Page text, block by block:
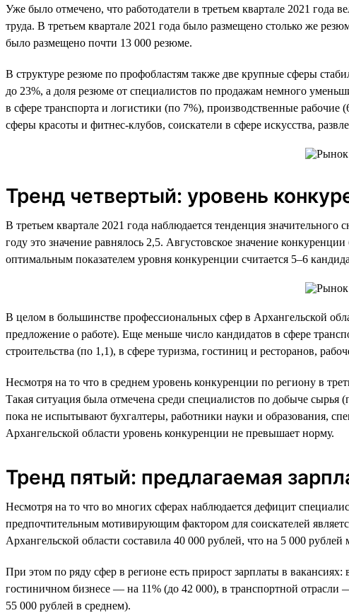
Уже было отмечено, что работодатели в третьем квартале 2021
труда. В третьем квартале 2021 года было размещено столько же
было размещено почти 13 000 резюме.
В структуре резюме по профобластям также две крупные сферы
до 23%, а доля резюме от специалистов по продажам немного
в сфере транспорта и логистики (по 7%), производственные
сферы красоты и фитнес-клубов, соискатели в сфере искусства,
Тренд четвертый: уровень
В третьем квартале 2021 года наблюдается тенденция
году это значение равнялось 2,5. Августовское значение
оптимальным показателем уровня конкуренции считается 5–6
В целом в большинстве профессиональных сфер в Архангельской
предложение о работе). Еще меньше число кандидатов в сфере
строительства (по 1,1), в сфере туризма, гостиниц и ресторанов,
Несмотря на то что в среднем уровень конкуренции по региону в
Такая ситуация была отмечена среди специалистов по добыче
пока не испытывают бухгалтеры, работники науки и образования,
Архангельской области уровень конкуренции не превышает норму.
Тренд пятый: предлагаемая
Несмотря на то что во многих сферах наблюдается дефицит
предпочтительным мотивирующим фактором для соискателей
Архангельской области составила 40 000 рублей, что на 5 000
При этом по ряду сфер в регионе есть прирост зарплаты в
гостиничном бизнесе — на 11% (до 42 000), в транспортной
55 000 рублей в среднем).